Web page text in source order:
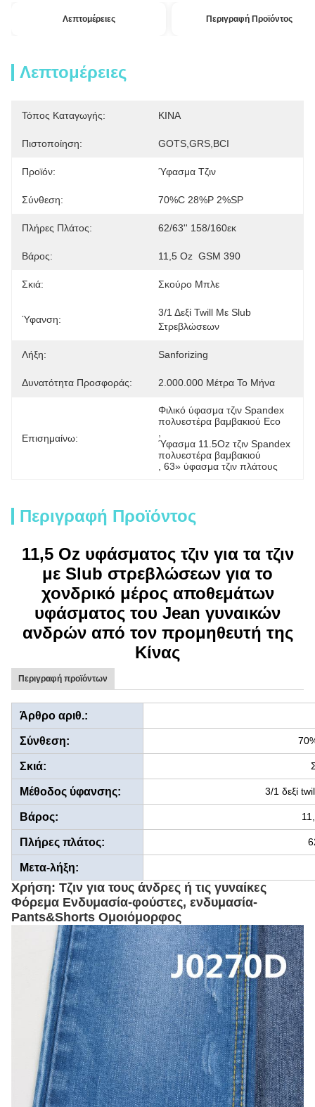
Λεπτομέρειες Περιγραφή Προϊόντος
Λεπτομέρειες
Τόπος Καταγωγής: ΚΙΝΑ
Πιστοποίηση: GOTS,GRS,BCI
Προϊόν: Ύφασμα Τζιν
Σύνθεση: 70%C 28%P 2%SP
Πλήρες Πλάτος: 62/63'' 158/160εκ
Βάρος: 11,5 Oz  GSM 390
Σκιά: Σκούρο Μπλε
Ύφανση:
3/1 Δεξί Twill Με Slub
Στρεβλώσεων
Λήξη: Sanforizing
Δυνατότητα Προσφοράς: 2.000.000 Μέτρα Το Μήνα
Επισημαίνω:
Φιλικό ύφασμα τζιν Spandex
πολυεστέρα βαμβακιού Eco
Ύφασμα 11.5Oz τζιν Spandex
πολυεστέρα βαμβακιού
63» ύφασμα τζιν πλάτους
Περιγραφή Προϊόντος
11,5 Oz υφάσματος τζιν για τα τζιν
με Slub στρεβλώσεων για το
χονδρικό μέρος αποθεμάτων
υφάσματος του Jean γυναικών
ανδρών από τον προμηθευτή της
Κίνας
Περιγραφή προϊόντων
Άρθρο αριθ.:
Σύνθεση:
Σκιά:
Μέθοδος ύφανσης: 3/1 δεξί
Βάρος:
Πλήρες πλάτος:
Μετα-λήξη:
Χρήση: Τζιν για τους άνδρες ή τις γυναίκες
Φόρεμα Ενδυμασία-φούστες, ενδυμασία-
Pants&Shorts Ομοιόμορφος